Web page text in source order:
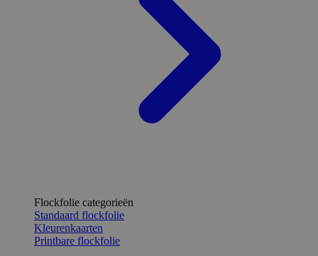
Flockfolie categorieën
Standaard flockfolie
Kleurenkaarten
Printbare flockfolie